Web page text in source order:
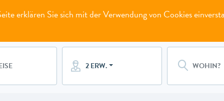
2 ERW.
erklären Sie sich mit der Verwendung von Cookies